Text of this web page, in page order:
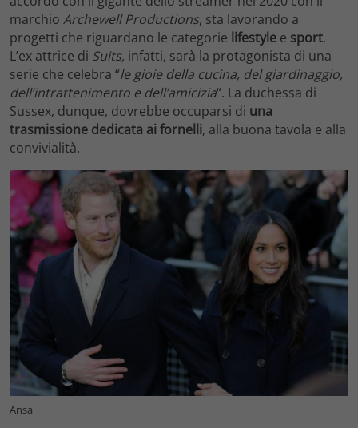
marchio Archewell Productions, sta lavorando a
progetti che riguardano le categorie lifestyle e sport.
L’ex attrice di Suits, infatti, sarà la protagonista di una
serie che celebra “le gioie della cucina, del giardinaggio,
dell’intrattenimento e dell’amicizia“. La duchessa di
Sussex, dunque, dovrebbe occuparsi di una
trasmissione dedicata ai fornelli, alla buona tavola e alla
convivialità.
Ansa